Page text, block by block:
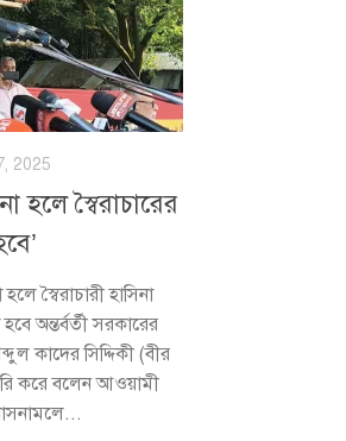
2025
হলে স্বৈরাচারের
স্বৈরাচারী হাসিনা
অন্তর্বর্তী সরকারের
কাদের সিদ্দিকী (বীর
করে বলেন আওয়ামী